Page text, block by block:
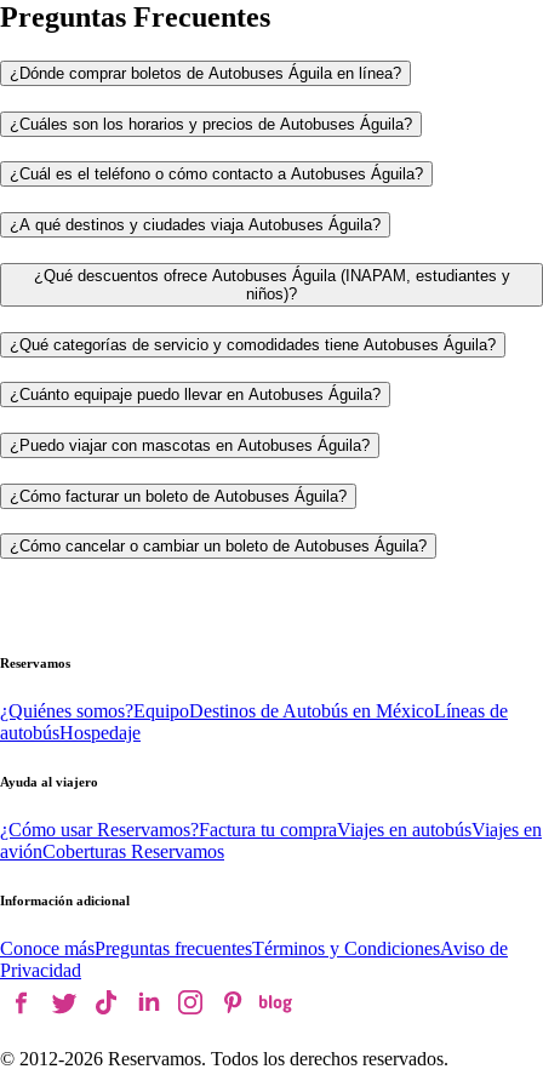
Preguntas Frecuentes
¿Dónde comprar boletos de Autobuses Águila en línea?
¿Cuáles son los horarios y precios de Autobuses Águila?
¿Cuál es el teléfono o cómo contacto a Autobuses Águila?
¿A qué destinos y ciudades viaja Autobuses Águila?
¿Qué descuentos ofrece Autobuses Águila (INAPAM, estudiantes y
niños)?
¿Qué categorías de servicio y comodidades tiene Autobuses Águila?
¿Cuánto equipaje puedo llevar en Autobuses Águila?
¿Puedo viajar con mascotas en Autobuses Águila?
¿Cómo facturar un boleto de Autobuses Águila?
¿Cómo cancelar o cambiar un boleto de Autobuses Águila?
Reservamos
¿Quiénes somos?EquipoDestinos de Autobús en MéxicoLíneas de
autobúsHospedaje
Ayuda al viajero
¿Cómo usar Reservamos?Factura tu compraViajes en autobúsViajes en
aviónCoberturas Reservamos
Información adicional
Conoce másPreguntas frecuentesTérminos y CondicionesAviso de
Privacidad
© 2012-2026 Reservamos. Todos los derechos reservados.